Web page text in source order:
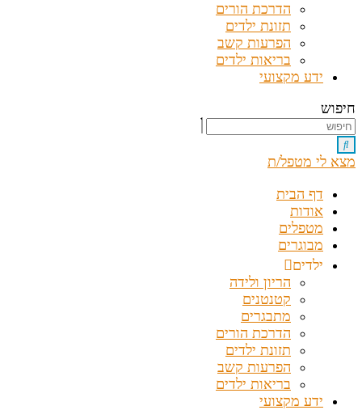
הדרכת הורים
תזונת ילדים
הפרעות קשב
בריאות ילדים
ידע מקצועי
חיפוש
מצא לי מטפל/ת
דף הבית
אודות
מטפלים
מבוגרים
ילדים
הריון ולידה
קטנטנים
מתבגרים
הדרכת הורים
תזונת ילדים
הפרעות קשב
בריאות ילדים
ידע מקצועי